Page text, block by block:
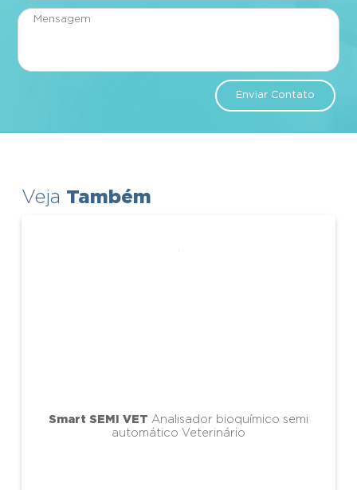
Enviar Contato
Veja Também
Smart SEMI VET Analisador bioquímico semi
automático Veterinário